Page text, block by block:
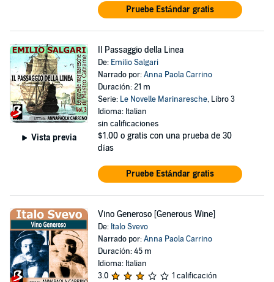
Pruebe Estándar gratis
Vista previa
Il Passaggio della Linea
De: Emilio Salgari
Narrado por:Anna Paola Carrino
Duración: 21 m
Serie: Le Novelle Marinaresche, Libro 3
Idioma: Italian
sin calificaciones
$1.00 o gratis con una prueba de 30
días
Pruebe Estándar gratis
Vino Generoso [Generous Wine]
De: Italo Svevo
Narrado por:Anna Paola Carrino
Duración: 45 m
Idioma: Italian
3.0
1 calificación